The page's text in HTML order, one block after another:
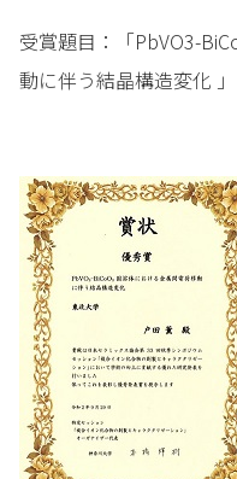
受賞題目：「PbVO3-
動に伴う結晶構造変化 」